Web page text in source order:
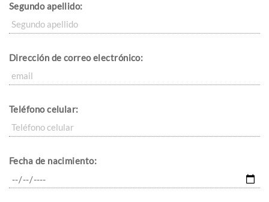
Segundo apellido:
Dirección de correo electrónico:
Teléfono celular:
Fecha de nacimiento: